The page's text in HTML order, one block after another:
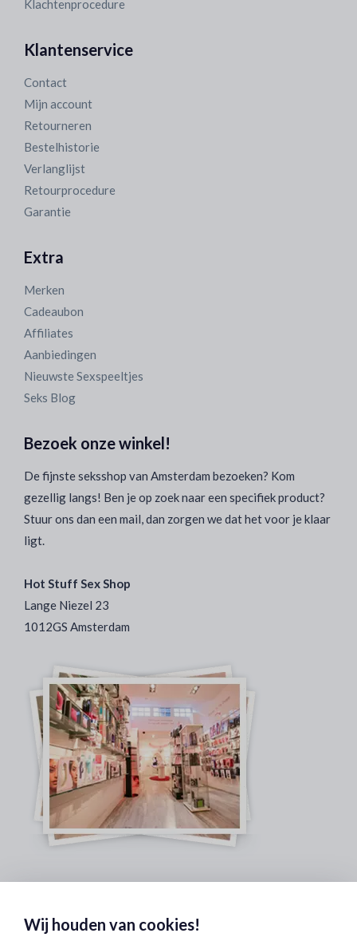
Klachtenprocedure
Klantenservice
Contact
Mijn account
Retourneren
Bestelhistorie
Verlanglijst
Retourprocedure
Garantie
Extra
Merken
Cadeaubon
Affiliates
Aanbiedingen
Nieuwste Sexspeeltjes
Seks Blog
Bezoek onze winkel!
De fijnste seksshop van Amsterdam bezoeken? Kom
gezellig langs! Ben je op zoek naar een specifiek product?
Stuur ons dan een mail, dan zorgen we dat het voor je klaar
ligt.
Hot Stuff Sex Shop
Lange Niezel 23
1012GS Amsterdam
Wij houden van cookies!